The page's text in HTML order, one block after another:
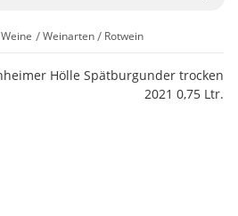
Weine Weinarten Rotwein